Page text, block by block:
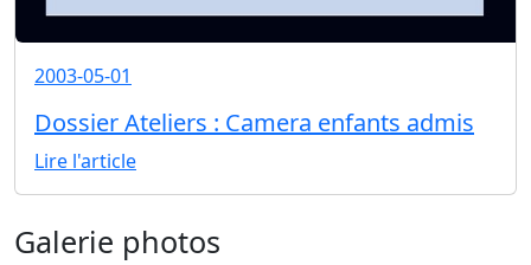
2003-05-01
Dossier Ateliers : Camera enfants admis
Lire l'article
Galerie photos